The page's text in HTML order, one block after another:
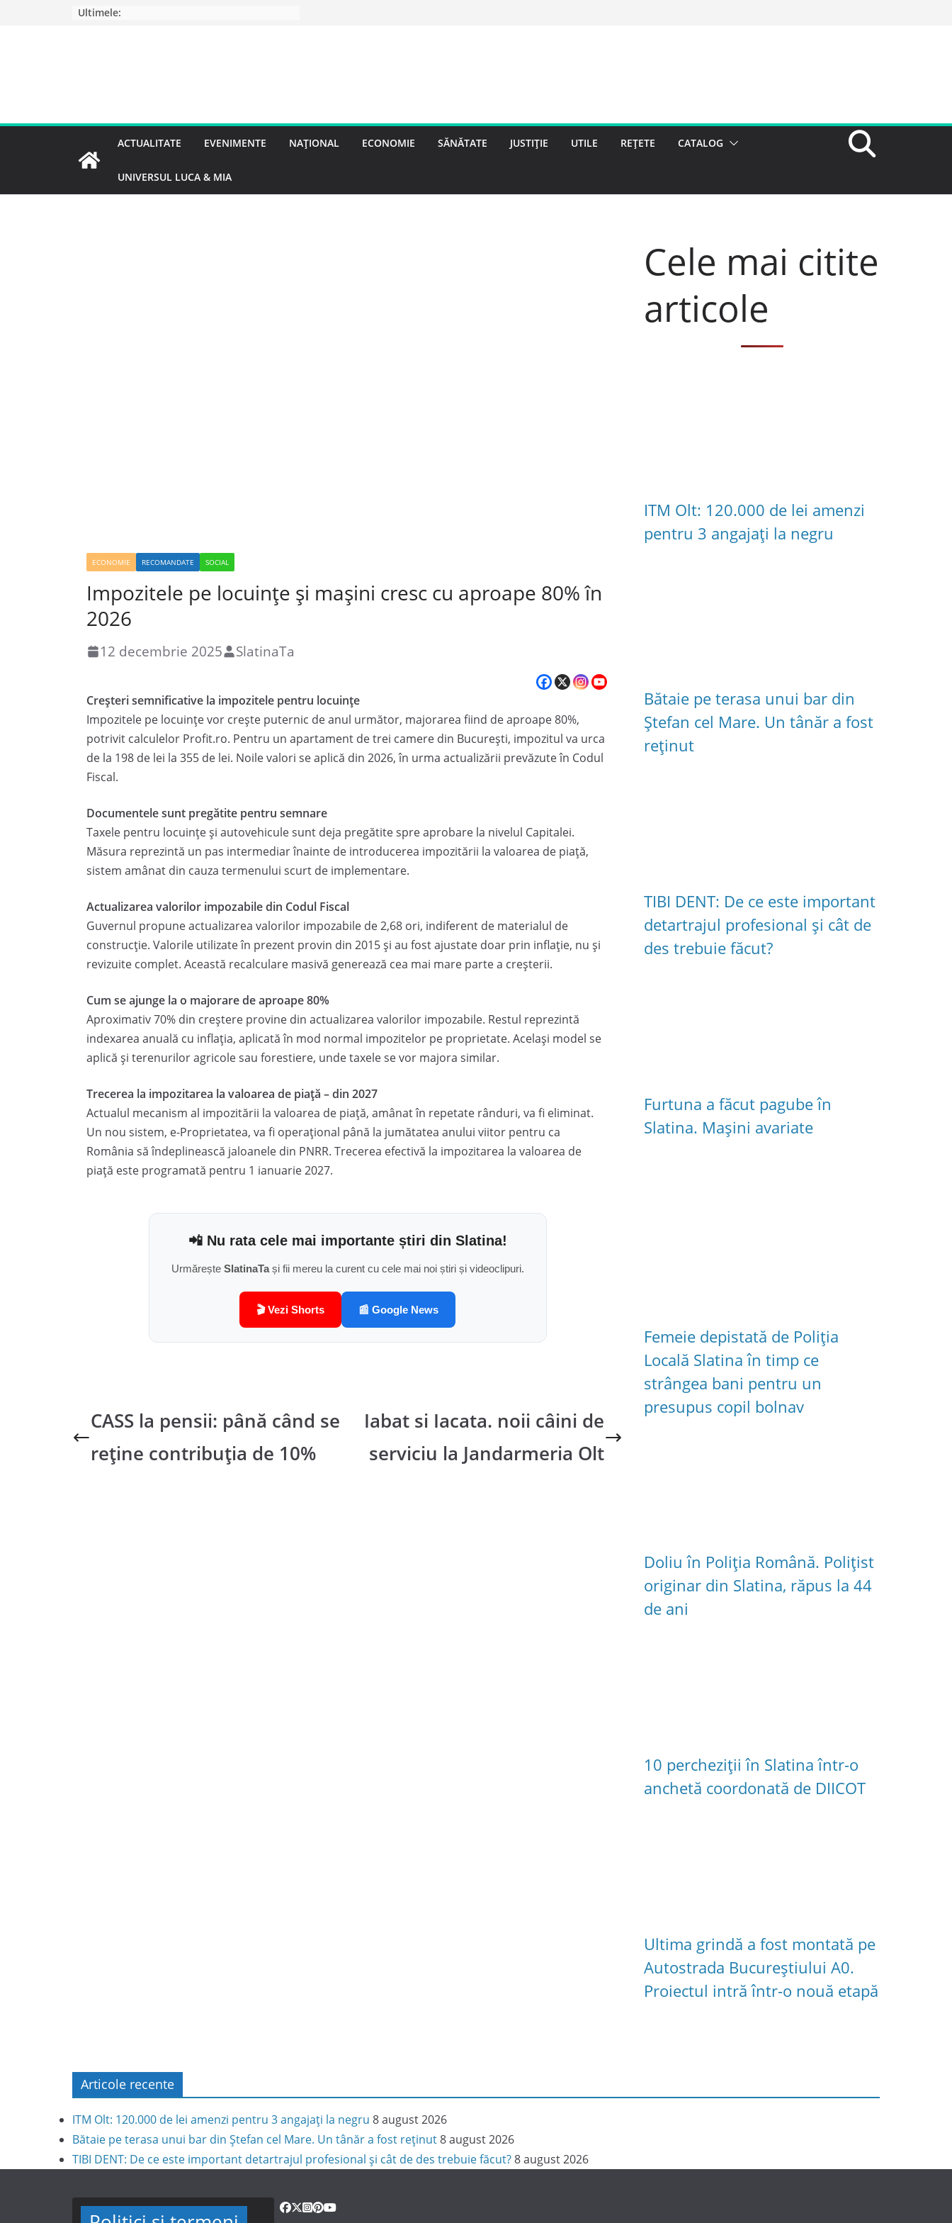
Ultimele:
ACTUALITATE EVENIMENTE NAȚIONAL ECONOMIE SĂNĂTATE JUSTIȚIE UTILE REȚETE CATALOG
UNIVERSUL LUCA & MIA
ECONOMIE RECOMANDATE SOCIAL
Impozitele pe locuințe și mașini cresc cu aproape 80% în
2026
12 decembrie 2025 SlatinaTa
Creșteri semnificative la impozitele pentru locuințe
Impozitele pe locuințe vor crește puternic de anul următor, majorarea fiind de aproape 80%,
potrivit calculelor Profit.ro. Pentru un apartament de trei camere din București, impozitul va urca
de la 198 de lei la 355 de lei. Noile valori se aplică din 2026, în urma actualizării prevăzute în Codul
Fiscal.
Documentele sunt pregătite pentru semnare
Taxele pentru locuințe și autovehicule sunt deja pregătite spre aprobare la nivelul Capitalei.
Măsura reprezintă un pas intermediar înainte de introducerea impozitării la valoarea de piață,
sistem amânat din cauza termenului scurt de implementare.
Actualizarea valorilor impozabile din Codul Fiscal
Guvernul propune actualizarea valorilor impozabile de 2,68 ori, indiferent de materialul de
construcție. Valorile utilizate în prezent provin din 2015 și au fost ajustate doar prin inflație, nu și
revizuite complet. Această recalculare masivă generează cea mai mare parte a creșterii.
Cum se ajunge la o majorare de aproape 80%
Aproximativ 70% din creștere provine din actualizarea valorilor impozabile. Restul reprezintă
indexarea anuală cu inflația, aplicată în mod normal impozitelor pe proprietate. Același model se
aplică și terenurilor agricole sau forestiere, unde taxele se vor majora similar.
Trecerea la impozitarea la valoarea de piață – din 2027
Actualul mecanism al impozitării la valoarea de piață, amânat în repetate rânduri, va fi eliminat.
Un nou sistem, e-Proprietatea, va fi operațional până la jumătatea anului viitor pentru ca
România să îndeplinească jaloanele din PNRR. Trecerea efectivă la impozitarea la valoarea de
piață este programată pentru 1 ianuarie 2027.
📲 Nu rata cele mai importante știri din Slatina!
Urmărește SlatinaTași fii mereu la curent cu cele mai noi știri și videoclipuri.
🎬 Vezi Shorts 📰 Google News
CASS la pensii: până când se
reține contribuția de 10%
Iabat si Iacata. noii câini de
serviciu la Jandarmeria Olt
Cele mai citite
articole
ITM Olt: 120.000 de lei amenzi
pentru 3 angajați la negru
Bătaie pe terasa unui bar din
Ștefan cel Mare. Un tânăr a fost
reținut
TIBI DENT: De ce este important
detartrajul profesional și cât de
des trebuie făcut?
Furtuna a făcut pagube în
Slatina. Mașini avariate
Femeie depistată de Poliția
Locală Slatina în timp ce
strângea bani pentru un
presupus copil bolnav
Doliu în Poliția Română. Polițist
originar din Slatina, răpus la 44
de ani
10 percheziții în Slatina într-o
anchetă coordonată de DIICOT
Ultima grindă a fost montată pe
Autostrada Bucureștiului A0.
Proiectul intră într-o nouă etapă
Articole recente
ITM Olt: 120.000 de lei amenzi pentru 3 angajați la negru 8 august 2026
Bătaie pe terasa unui bar din Ștefan cel Mare. Un tânăr a fost reținut8 august 2026
TIBI DENT: De ce este important detartrajul profesional și cât de des trebuie făcut?8 august 2026